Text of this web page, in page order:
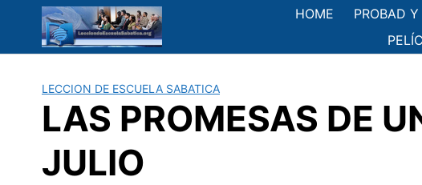
contenido
HOME PROBAD
LECCION DE ESCUELA SABATICA
LAS PROMESAS DE
JULIO